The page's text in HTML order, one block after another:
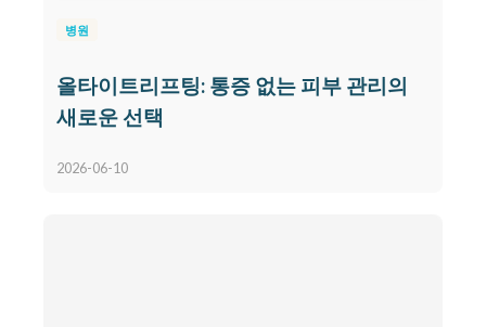
병원
올타이트리프팅: 통증 없는 피부 관리의
새로운 선택
2026-06-10